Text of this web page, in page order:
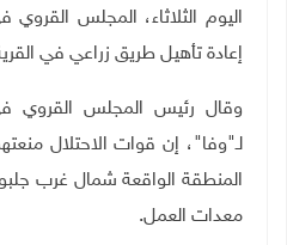
اليوم الثلاثاء، المجلس
إعادة تأهيل طريق زراعي في
وقال رئيس المجلس القروي
لـ"وفا"، إن قوات الاحتلال
المنطقة الواقعة شمال غرب
معدات العمل.